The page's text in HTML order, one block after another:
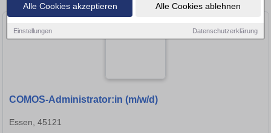
Alle Cookies akzeptieren Alle Cookies ablehnen
Einstellungen Datenschutzerklärung
COMOS-Administrator:in (m/w/d)
Essen, 45121